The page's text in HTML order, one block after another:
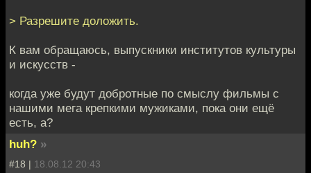
> Разрешите доложить.
К вам обращаюсь, выпускники институтов культуры
и искусств -
когда уже будут добротные по смыслу фильмы с
нашими мега крепкими мужиками, пока они ещё
есть, а?
huh? »
#18 | 18.08.12 20:43